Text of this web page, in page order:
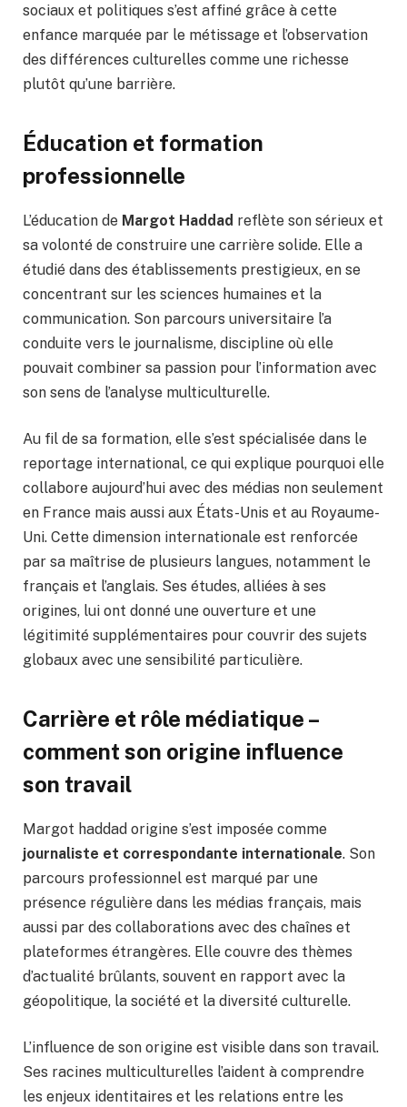
sociaux et politiques s’est affiné grâce à cette
enfance marquée par le métissage et l’observation
des différences culturelles comme une richesse
plutôt qu’une barrière.
Éducation et formation
professionnelle
L’éducation de Margot Haddad reflète son sérieux et
sa volonté de construire une carrière solide. Elle a
étudié dans des établissements prestigieux, en se
concentrant sur les sciences humaines et la
communication. Son parcours universitaire l’a
conduite vers le journalisme, discipline où elle
pouvait combiner sa passion pour l’information avec
son sens de l’analyse multiculturelle.
Au fil de sa formation, elle s’est spécialisée dans le
reportage international, ce qui explique pourquoi elle
collabore aujourd’hui avec des médias non seulement
en France mais aussi aux États-Unis et au Royaume-
Uni. Cette dimension internationale est renforcée
par sa maîtrise de plusieurs langues, notamment le
français et l’anglais. Ses études, alliées à ses
origines, lui ont donné une ouverture et une
légitimité supplémentaires pour couvrir des sujets
globaux avec une sensibilité particulière.
Carrière et rôle médiatique –
comment son origine influence
son travail
Margot haddad origine s’est imposée comme
journaliste et correspondante internationale. Son
parcours professionnel est marqué par une
présence régulière dans les médias français, mais
aussi par des collaborations avec des chaînes et
plateformes étrangères. Elle couvre des thèmes
d’actualité brûlants, souvent en rapport avec la
géopolitique, la société et la diversité culturelle.
L’influence de son origine est visible dans son travail.
Ses racines multiculturelles l’aident à comprendre
les enjeux identitaires et les relations entre les